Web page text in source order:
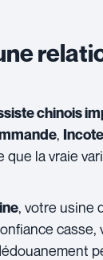
chinois
,
la vraie
, votre usine